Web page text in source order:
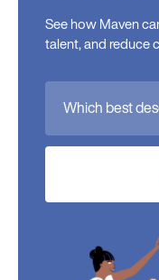
See how Maven
talent, and reduce
Which best